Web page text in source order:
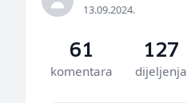
13.09.2024.
61
komentara
127
dijeljenja